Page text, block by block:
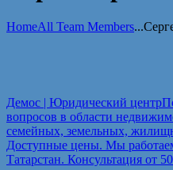
HomeAll Team Members...
Демос | Юридический центр
вопросов в области
семейных, земельных,
Доступные цены. Мы
Татарстан. Консультация от